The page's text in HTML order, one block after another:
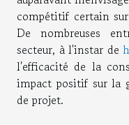
compétitif certain
De nombreuses
secteur, à l'instar de
l'efficacité de la
impact positif sur la
de projet.